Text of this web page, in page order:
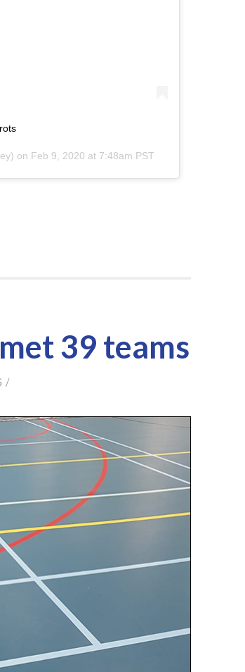
on Feb 9, 2020 at 7:48am PST
39 teams
/